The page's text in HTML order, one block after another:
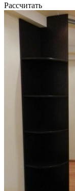
Рассчитать